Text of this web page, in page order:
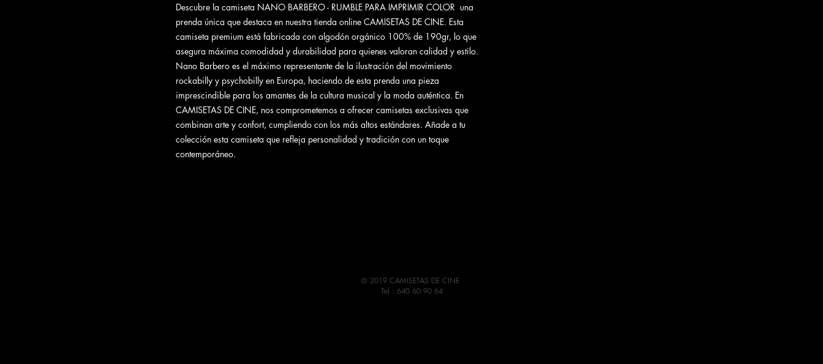
Descubre la camiseta NANO BARBERO - RUMBLE PARA IMPRIMIR COLOR una
prenda única que destaca en nuestra tienda online CAMISETAS DE CINE. Esta
camiseta premium está fabricada con algodón orgánico 100% de 190gr, lo que
asegura máxima comodidad y durabilidad para quienes valoran calidad y estilo.
Nano Barbero es el máximo representante de la ilustración del movimiento
rockabilly y psychobilly en Europa, haciendo de esta prenda una pieza
imprescindible para los amantes de la cultura musical y la moda auténtica. En
CAMISETAS DE CINE, nos comprometemos a ofrecer camisetas exclusivas que
combinan arte y confort, cumpliendo con los más altos estándares. Añade a tu
colección esta camiseta que refleja personalidad y tradición con un toque
contemporáneo.
© 2019 CAMISETAS DE CINE
Tel.: 640 60 90 64